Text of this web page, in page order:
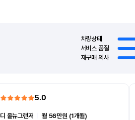
차량상태
서비스 품질
재구매 의사
5.0
디 올뉴그랜저 ㅣ월 56만원 (1개월)